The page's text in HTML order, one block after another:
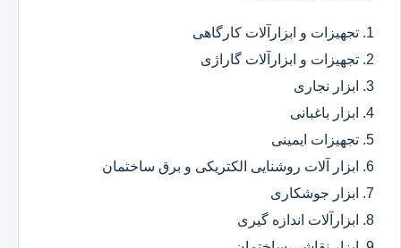
تجهیزات و ابزارآلات کارگاهی
تجهیزات و ابزارآلات گاراژی
ابزار نجاری
ابزار باغبانی
تجهیزات ایمینی
ابزار آلات روشنایی الکتریکی و برق ساختمان
ابزار جوشکاری
ابزارآلات اندازه گیری